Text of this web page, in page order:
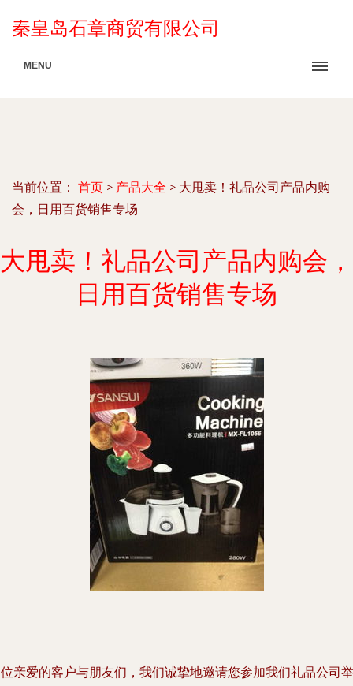
秦皇岛石章商贸有限公司
MENU
当前位置： 首页 > 产品大全 > 大甩卖！礼品公司产品内购
会，日用百货销售专场
大甩卖！礼品公司产品内购会，
日用百货销售专场
亲爱的客户与朋友们，我们诚挚地邀请您参加我们礼品公司举